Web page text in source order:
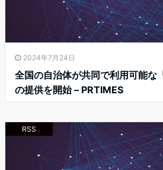
2024年7月24日
全国の自治体が共同で利用可能な
の提供を開始 – PRTIMES
RSS